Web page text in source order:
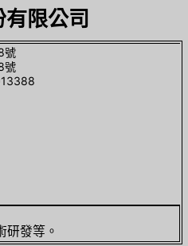
限公司
號
號
研發等。